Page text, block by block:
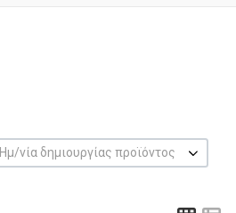
Ημ/νία δημιουργίας προϊόντος